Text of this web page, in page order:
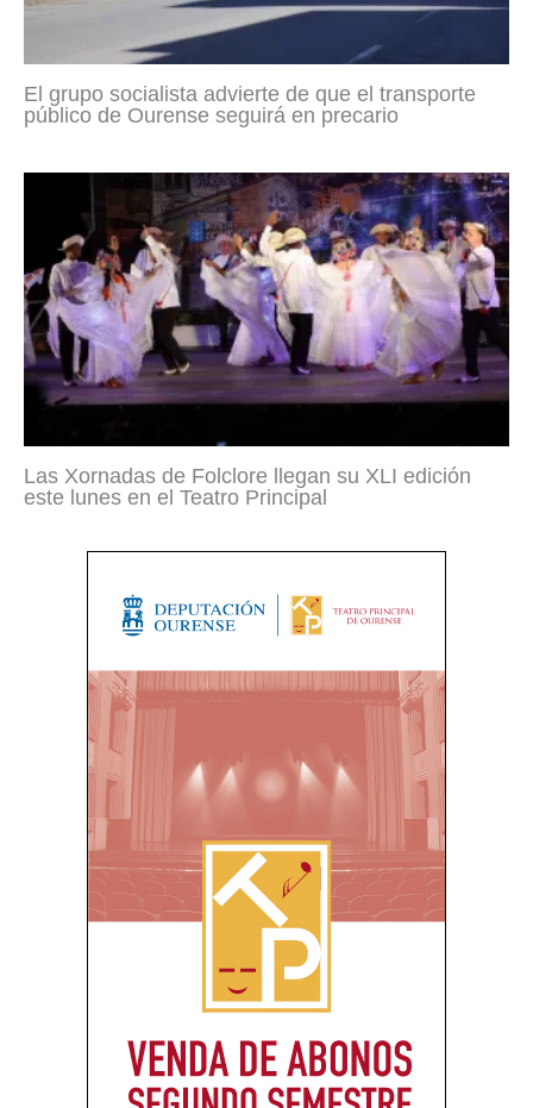
El grupo socialista advierte de que el transporte
público de Ourense seguirá en precario
Las Xornadas de Folclore llegan su XLI edición
este lunes en el Teatro Principal